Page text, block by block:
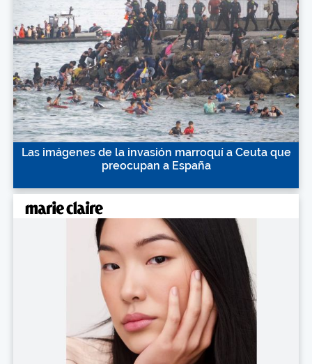
Las imágenes de la invasión marroquí a Ceuta que
preocupan a España